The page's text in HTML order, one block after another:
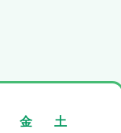
金 土